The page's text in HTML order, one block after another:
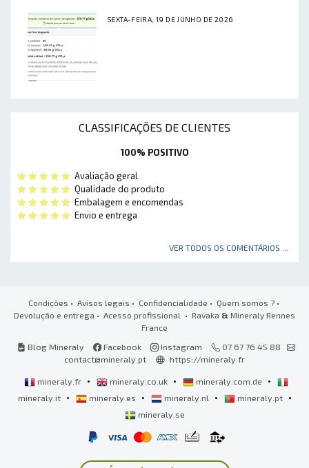
SEXTA-FEIRA, 19 DE JUNHO DE 2026
CLASSIFICAÇÕES DE CLIENTES
100% POSITIVO
Avaliação geral
Qualidade do produto
Embalagem e encomendas
Envio e entrega
VER TODOS OS COMENTÁRIOS ...
Condições • Avisos legais • Confidencialidade • Quem somos ?•
Devolução e entrega • Acesso profissional • Ravaka & Mineraly Rennes
France
Blog Mineraly
Facebook Instagram
07 67 76 45 88
contact@mineraly.pt
https://mineraly.fr
mineraly.fr • mineraly.co.uk • mineraly.com.de •
mineraly.it • mineraly.es • mineraly.nl • mineraly.pt •
mineraly.se